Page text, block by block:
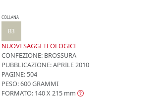
COLLANA
B3
NUOVI SAGGI TEOLOGICI
CONFEZIONE: BROSSURA
PUBBLICAZIONE:APRILE 2010
PAGINE: 504
PESO: 600 GRAMMI
FORMATO: 140 X 215 mm